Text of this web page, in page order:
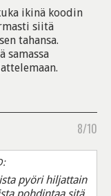
ikinä koodin
siitä
tahansa.
samassa
8/10
pyöri hiljattain